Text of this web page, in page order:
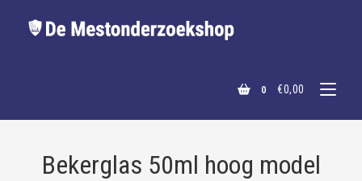
0 €0,00
Bekerglas 50ml hoog model